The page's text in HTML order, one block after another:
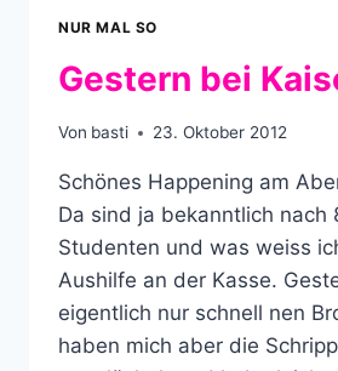
NUR MAL SO
Gestern bei
Von basti 23. Oktober 2012
Schönes Happening am
Da sind ja bekanntlich nach
Studenten und was weiss
Aushilfe an der Kasse.
eigentlich nur schnell nen
haben mich aber die